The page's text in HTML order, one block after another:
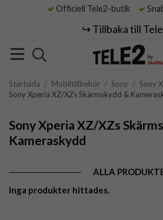
Officiell Tele2-butik
↪️ Tillbaka till
Startsida / Mobiltillbehör / Sony / Sony
Sony Xperia XZ/XZs Skärmskydd &
Sony Xperia XZ/XZs
Kameraskydd
ALLA
Inga produkter hittades.